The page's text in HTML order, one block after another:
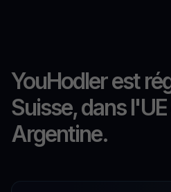
YouHodler est
Suisse, dans
Argentine.